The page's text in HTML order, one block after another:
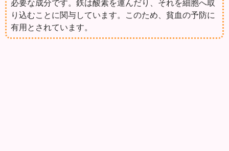
必要な成分です。鉄は酸素を運んだり、それを細胞へ取
り込むことに関与しています。このため、貧血の予防に
有用とされています。